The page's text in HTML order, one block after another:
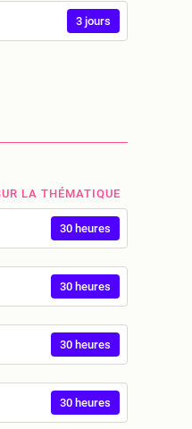
3 jours
LA THÉMATIQUE
30 heures
30 heures
30 heures
30 heures